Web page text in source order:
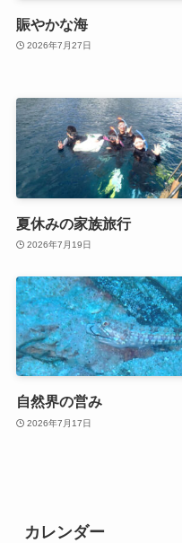
賑やかな海
2026年7月27日
夏休みの家族旅行
2026年7月19日
自然界の営み
2026年7月17日
カレンダー